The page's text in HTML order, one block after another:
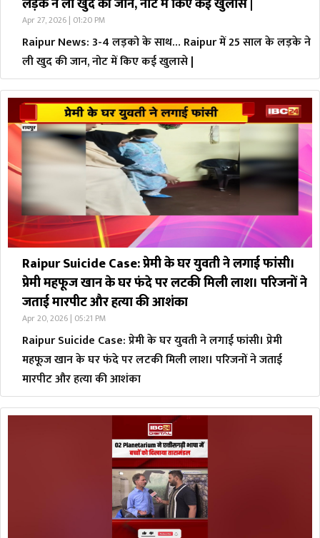
लड़के ने ली खुद की जान, नोट में किए कई खुलासे |
Apr 27, 2026 | 01:20 PM
Raipur News: 3-4 लड़को के साथ… Raipur में 25 साल के लड़के ने
ली खुद की जान, नोट में किए कई खुलासे |
Raipur Suicide Case: प्रेमी के घर युवती ने लगाई फांसी।
प्रेमी महफूज खान के घर फंदे पर लटकी मिली लाश। परिजनों ने
जताई मारपीट और हत्या की आशंका
Apr 20, 2026 | 05:21 PM
Raipur Suicide Case: प्रेमी के घर युवती ने लगाई फांसी। प्रेमी
महफूज खान के घर फंदे पर लटकी मिली लाश। परिजनों ने जताई
मारपीट और हत्या की आशंका